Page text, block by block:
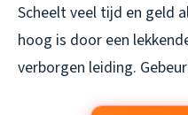
Scheelt veel tijd en geld
hoog is door een
verborgen leiding.